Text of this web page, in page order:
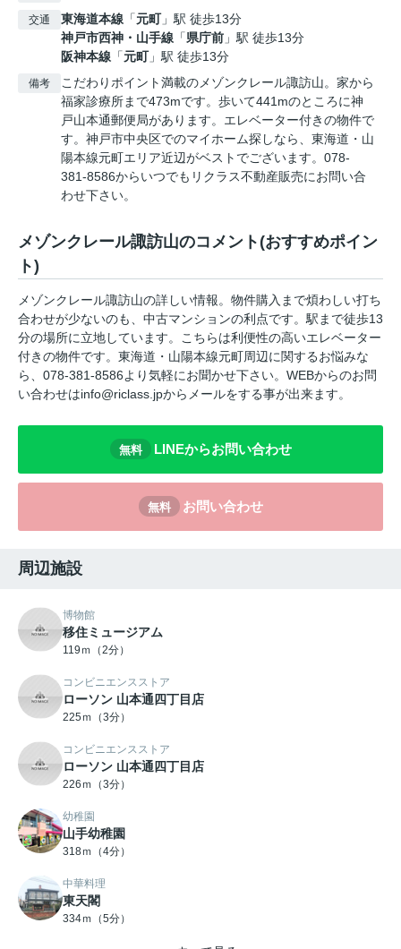
交通 東海道本線 「元町」駅 徒歩13分
神戸市西神・山手線 「県庁前 」駅 徒歩13分
阪神本線 「元町」駅 徒歩13分
備考
こだわりポイント満載のメゾンクレール諏訪山。家から
福家診療所まで473mです。歩いて441mのところに神
戸山本通郵便局があります。エレベーター付きの物件で
す。神戸市中央区でのマイホーム探しなら、東海道・山
陽本線元町エリア近辺がベストでございます。078-
381-8586からいつでもリクラス不動産販売にお問い合
わせ下さい。
メゾンクレール諏訪山のコメント(おすすめポイン
ト)
メゾンクレール諏訪山の詳しい情報。物件購入まで煩わしい打ち
合わせが少ないのも、中古マンションの利点です。駅まで徒歩13
分の場所に立地しています。こちらは利便性の高いエレベーター
付きの物件です。東海道・山陽本線元町周辺に関するお悩みな
ら、078-381-8586より気軽にお聞かせ下さい。WEBからのお問
い合わせはinfo@riclass.jpからメールをする事が出来ます。
無料 LINEからお問い合わせ
無料 お問い合わせ
周辺施設
博物館
移住ミュージアム
119ｍ（2分）
コンビニエンスストア
ローソン 山本通四丁目店
225ｍ（3分）
コンビニエンスストア
ローソン 山本通四丁目店
226ｍ（3分）
幼稚園
山手幼稚園
318ｍ（4分）
中華料理
東天閣
334ｍ（5分）